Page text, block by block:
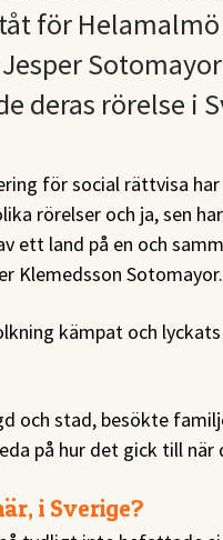
för
deras rörelse i
för social rättvisa
rörelser och ja, sen
ett land på en och
Klemedsson Sotomayor.
kämpat och
och stad, besökte
på hur det gick till när
i Sverige?